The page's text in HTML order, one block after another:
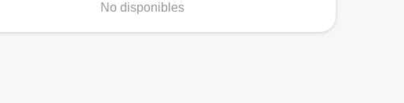
No disponibles